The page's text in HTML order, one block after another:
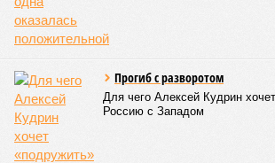
Прогиб с разворотом
Для чего Алексей Кудрин
Россию с Западом